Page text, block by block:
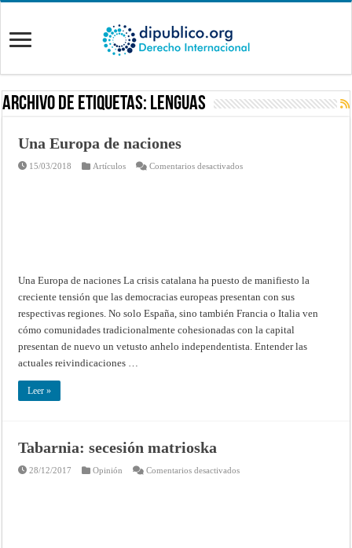
Archivo de Etiquetas: lenguas
Una Europa de naciones
15/03/2018 Artículos Comentarios desactivadosen
Una Europa de naciones La crisis catalana ha puesto de manifiesto la
creciente tensión que las democracias europeas presentan con sus
respectivas regiones. No solo España, sino también Francia o Italia ven
cómo comunidades tradicionalmente cohesionadas con la capital
presentan de nuevo un vetusto anhelo independentista. Entender las
actuales reivindicaciones …
Leer »
Tabarnia: secesión matrioska
28/12/2017 Opinión Comentarios desactivadosen